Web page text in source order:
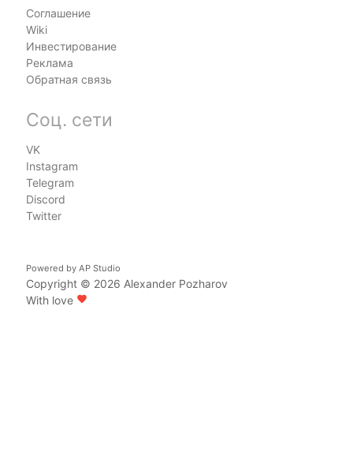
Соглашение
Wiki
Инвестирование
Реклама
Обратная связь
Соц. сети
VK
Instagram
Telegram
Discord
Twitter
Powered by AP Studio
Copyright © 2026 Alexander Pozharov
With love favorite